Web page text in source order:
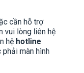
cần hỗ trợ
vui lòng liên hệ
hệ hotline
màn hình